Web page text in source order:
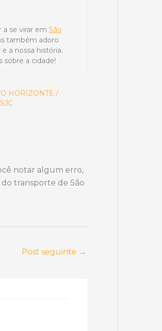
a se virar em São
também adoro
a nossa história.
sobre a cidade!
HORIZONTE /
notar algum erro,
do transporte de São
Post seguinte →